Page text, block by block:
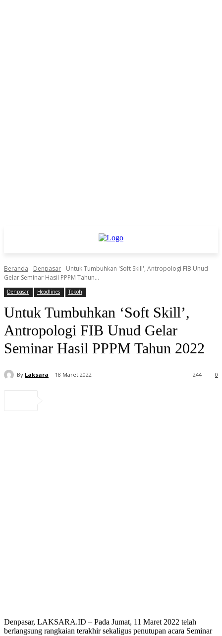
Beranda Denpasar
Untuk Tumbuhkan 'Soft Skill', Antropologi FIB Unud
Gelar Seminar Hasil PPPM Tahun...
Denpasar Headlines Tokoh
Untuk Tumbuhkan ‘Soft Skill’,
Antropologi FIB Unud Gelar
Seminar Hasil PPPM Tahun 2022
By Laksara 18 Maret 2022 0
244
Denpasar, LAKSARA.ID – Pada Jumat, 11 Maret 2022 telah
berlangsung rangkaian terakhir sekaligus penutupan acara Seminar